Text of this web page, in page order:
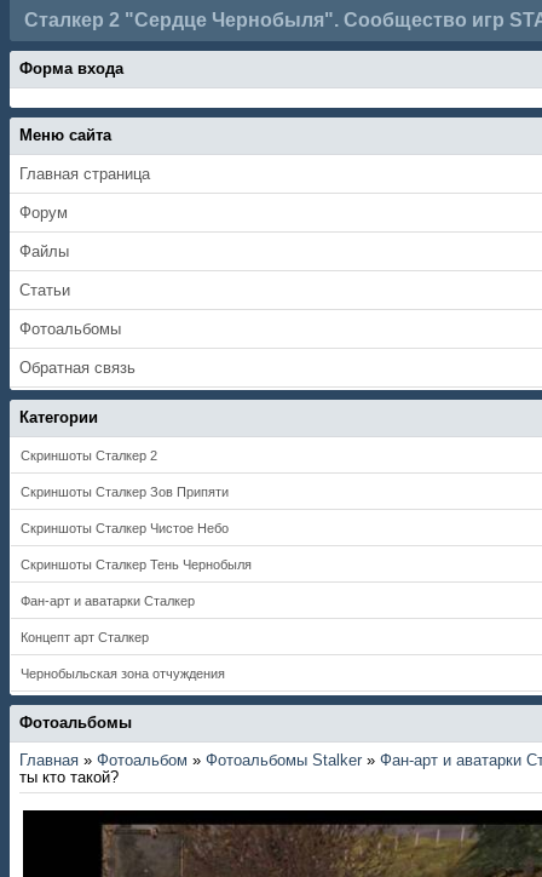
Сталкер 2 "Сердце Чернобыля". Сообщество игр
Форма входа
Меню сайта
Главная страница
Форум
Файлы
Статьи
Фотоальбомы
Обратная связь
Категории
Скриншоты Сталкер 2
Скриншоты Сталкер Зов Припяти
Скриншоты Сталкер Чистое Небо
Скриншоты Сталкер Тень Чернобыля
Фан-арт и аватарки Сталкер
Концепт арт Сталкер
Чернобыльская зона отчуждения
Фотоальбомы
Главная » Фотоальбом » Фотоальбомы Stalker » Фан-арт и аватарки
ты кто такой?